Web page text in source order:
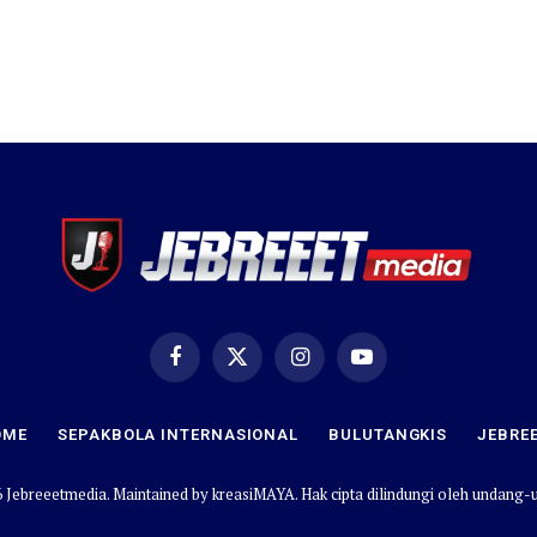
FacebookX
(Twitter)
InstagramYouTube
SEPAKBOLA INTERNASIONAL BULUTANGKIS
Maintained bykreasiMAYA. Hak cipta dilindungi oleh undang-